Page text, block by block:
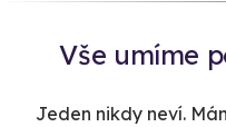
Vše umíme
Jeden nikdy neví.